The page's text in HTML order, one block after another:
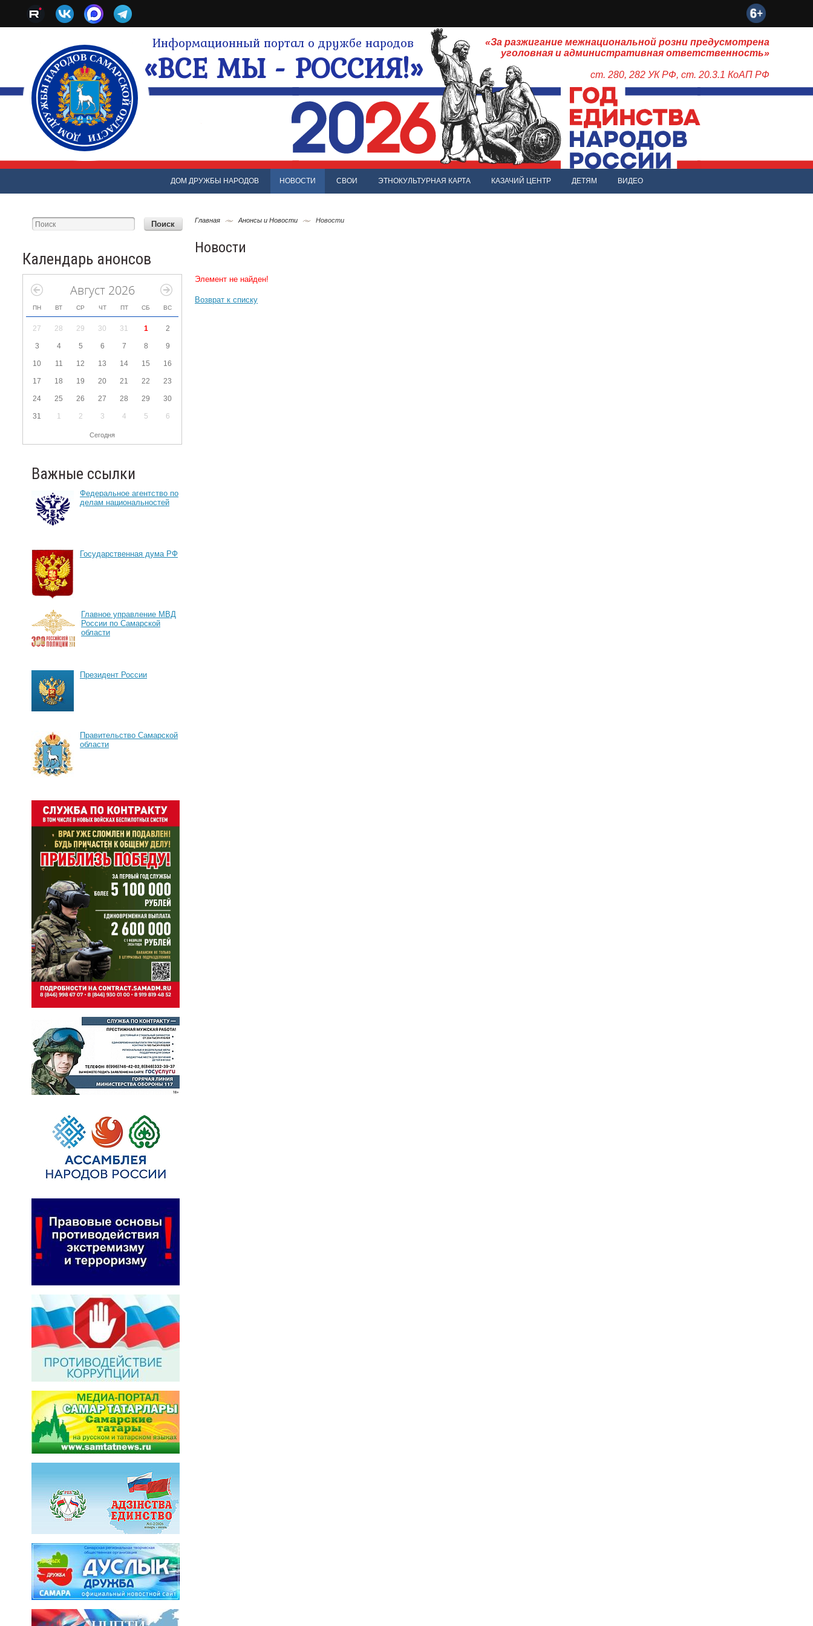
Информационный портал о дружбе народов
«ВСЕ МЫ - РОССИЯ!»
«За разжигание межнациональной розни предусмотрена
уголовная и административная ответственность»
ст. 280, 282 УК РФ, ст. 20.3.1 КоАП РФ
ДОМ ДРУЖБЫ НАРОДОВ НОВОСТИ СВОИ ЭТНОКУЛЬТУРНАЯ КАРТА КАЗАЧИЙ ЦЕНТР ДЕТЯМ ВИДЕО
Календарь анонсов
Август 2026
ПН ВТ СР ЧТ ПТ СБ ВС
27 28 29 30 31 1 2
3 4 5 6 7 8 9
10 11 12 13 14 15 16
17 18 19 20 21 22 23
24 25 26 27 28 29 30
31 1 2 3 4 5 6
Сегодня
Важные ссылки
Федеральное агентство по
делам национальностей
Государственная дума РФ
Главное управление МВД
России по Самарской
области
Президент России
Правительство Самарской
области
Главная Анонсы и Новости Новости
Новости
Элемент не найден!
Возврат к списку